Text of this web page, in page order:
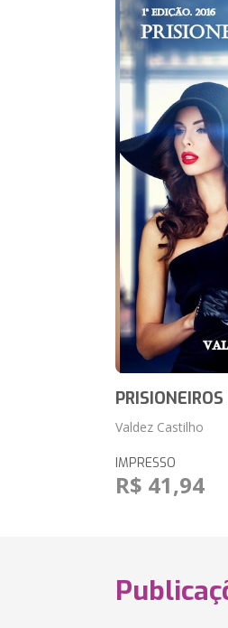
Valdez Castilho
IMPRESSO
R$ 41,94